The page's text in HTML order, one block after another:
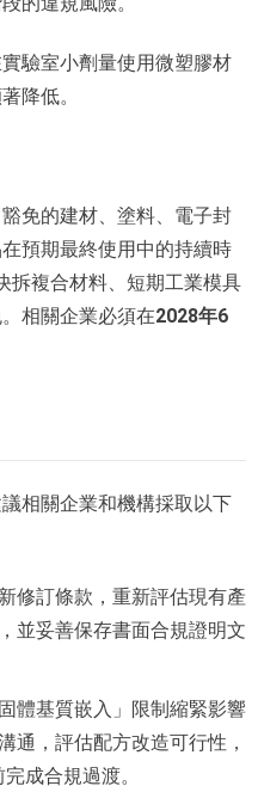
驗室小劑量使用微塑膠材
降低。
免的建材、塗料、電子封
預期最終使用中的持續時
拆複合材料、短期工業模具
相關企業必須在2028年6
相關企業和機構採取以下
修訂條款，重新評估現有產
並妥善保存書面合規證明文
體基質嵌入」限制縮緊影響
通，評估配方改造可行性，
成合規過渡。